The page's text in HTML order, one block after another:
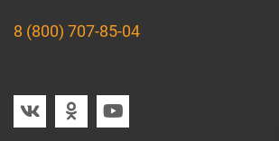
8 (800) 707-85-04